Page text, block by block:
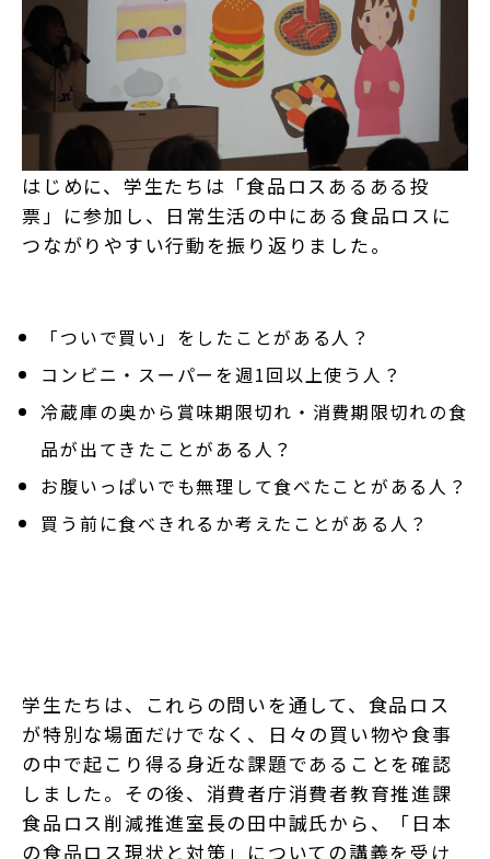
はじめに、学生たちは「食品ロスあるある投
票」に参加し、日常生活の中にある食品ロスに
つながりやすい行動を振り返りました。
「ついで買い」をしたことがある人？
コンビニ・スーパーを週1回以上使う人？
冷蔵庫の奥から賞味期限切れ・消費期限切れの食
品が出てきたことがある人？
お腹いっぱいでも無理して食べたことがある人？
買う前に食べきれるか考えたことがある人？
学生たちは、これらの問いを通して、食品ロス
が特別な場面だけでなく、日々の買い物や食事
の中で起こり得る身近な課題であることを確認
しました。その後、消費者庁消費者教育推進課
食品ロス削減推進室長の田中誠氏から、「日本
の食品ロス現状と対策」についての講義を受け